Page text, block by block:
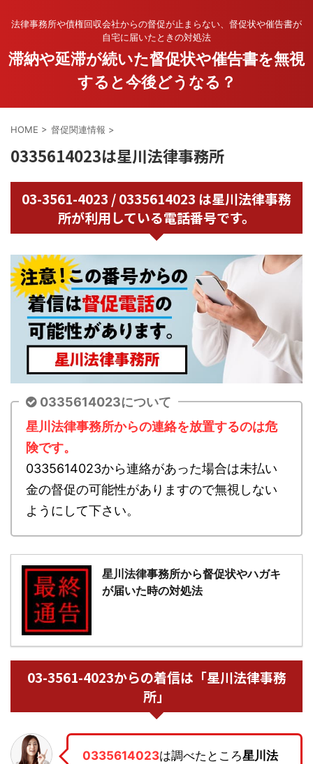
法律事務所や債権回収会社からの督促が止まらない、督促状や催告書が
自宅に届いたときの対処法
滞納や延滞が続いた督促状や催告書を無視
すると今後どうなる？
HOME > 督促関連情報 >
0335614023は星川法律事務所
03-3561-4023 / 0335614023 は星川法律事務
所が利用している電話番号です。
0335614023について
星川法律事務所からの連絡を放置するのは危
険です。
0335614023から連絡があった場合は未払い
金の督促の可能性がありますので無視しない
ようにして下さい。
星川法律事務所から督促状やハガキ
が届いた時の対処法
03-3561-4023からの着信は「星川法律事務
所」
0335614023は調べたところ星川法